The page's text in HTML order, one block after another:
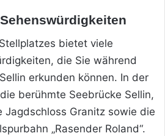
bietet viele
die Sie während
erkunden können. In der
berühmte Seebrücke Sellin,
Jagdschloss Granitz sowie die
„Rasender Roland“.